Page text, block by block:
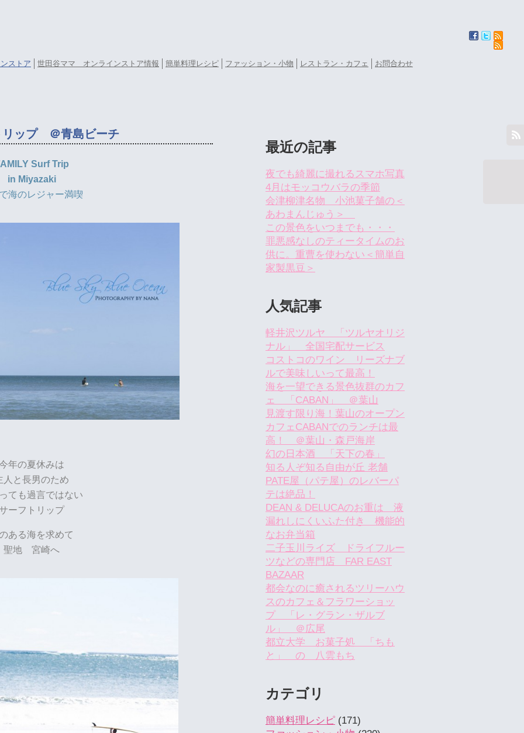
ストア 世田谷ママ オンラインストア情報 簡単料理レシピ ファッション・小物 レストラン・カフェ お問合わせ
ップ ＠青島ビーチ
Surf Trip
in Miyazaki
海のレジャー満喫
年の夏休みは
人と長男のため
ても過言ではない
ーフトリップ
ある海を求めて
聖地 宮崎へ
最近の記事
夜でも綺麗に撮れるスマホ写真
4月はモッコウバラの季節
会津柳津名物 小池菓子舗の＜
あわまんじゅう＞
この景色をいつまでも・・・
罪悪感なしのティータイムのお
供に。重曹を使わない＜簡単自
家製黒豆＞
人気記事
軽井沢ツルヤ 「ツルヤオリジ
ナル」 全国宅配サービス
コストコのワイン リーズナブ
ルで美味しいって最高！
海を一望できる景色抜群のカフ
ェ 「CABAN」 ＠葉山
見渡す限り海！葉山のオープン
カフェCABANでのランチは最
高！ ＠葉山・森戸海岸
幻の日本酒 「天下の春」
知る人ぞ知る自由が丘 老舗
PATE屋（パテ屋）のレバーパ
テは絶品！
DEAN & DELUCAのお重は 液
漏れしにくいふた付き 機能的
なお弁当箱
二子玉川ライズ ドライフルー
ツなどの専門店 FAR EAST
BAZAAR
都会なのに癒されるツリーハウ
スのカフェ＆フラワーショッ
プ 「レ・グラン・ザルブ
ル」 ＠広尾
都立大学 お菓子処 「ちも
と」 の 八雲もち
カテゴリ
簡単料理レシピ (171)